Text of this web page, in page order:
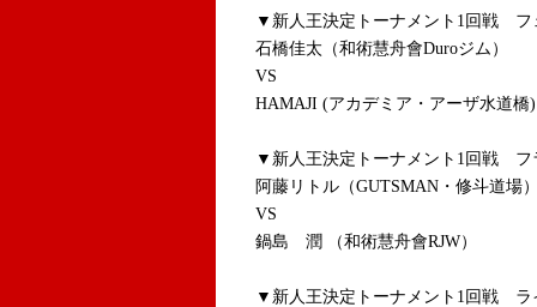
▼新人王決定トーナメント1回戦
石橋佳太（和術慧舟會Duroジム）
VS
HAMAJI (アカデミア・アーザ水道橋)
▼新人王決定トーナメント1回戦
阿藤リトル（GUTSMAN・修斗道場
VS
鍋島 潤 （和術慧舟會RJW）
▼新人王決定トーナメント1回戦